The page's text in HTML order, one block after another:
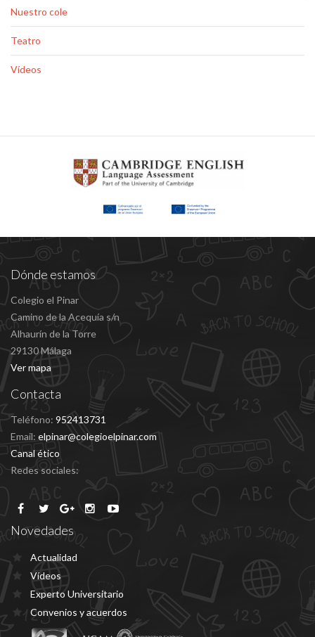
Nuestro cole
Teatro
Vídeos
Dónde estamos
Colegio el Pinar
Camino de la Acequía s/n
Alhaurín de la Torre
29130 Málaga
Ver mapa
Contacta
Teléfono: 952413731
Email: elpinar@colegioelpinar.com
Canal ético
Redes sociales:
Novedades
Actualidad
Vídeos
Experto Universitario
Convenios y acuerdos